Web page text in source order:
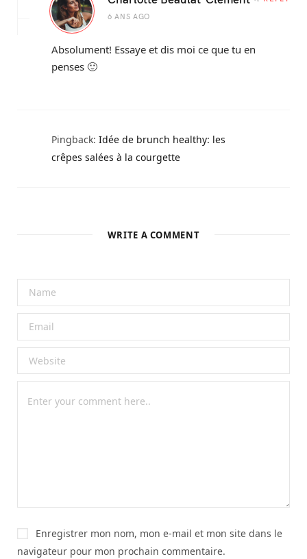
6 ANS AGO
Absolument! Essaye et dis moi ce que tu en
penses 🙂
Pingback: Idée de brunch healthy: les
crêpes salées à la courgette
WRITE A COMMENT
Enregistrer mon nom, mon e-mail et mon site dans le
navigateur pour mon prochain commentaire.